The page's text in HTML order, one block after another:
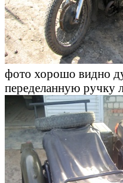
фото хорошо видно
переделанную ручку